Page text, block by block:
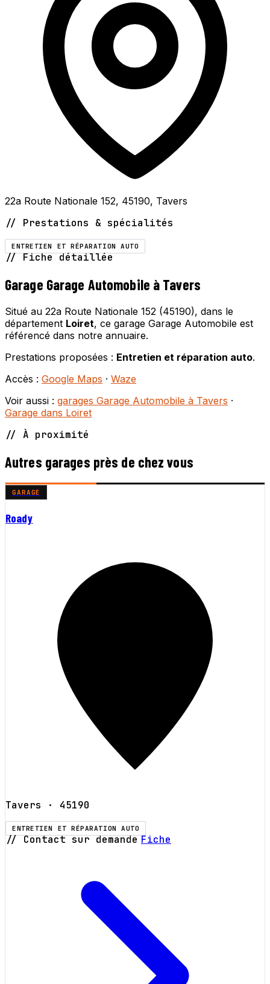
22a Route Nationale 152, 45190, Tavers
// Prestations & spécialités
ENTRETIEN ET RÉPARATION AUTO
// Fiche détaillée
Garage Garage Automobile à Tavers
Situé au 22a Route Nationale 152 (45190), dans le
département Loiret, ce garage Garage Automobile est
référencé dans notre annuaire.
Prestations proposées : Entretien et réparation auto.
Accès : Google Maps · Waze
Voir aussi : garages Garage Automobile à Tavers ·
Garage dans Loiret
// À proximité
Autres garages près de chez vous
GARAGE
Roady
Tavers · 45190
ENTRETIEN ET RÉPARATION AUTO
// Contact sur demande Fiche